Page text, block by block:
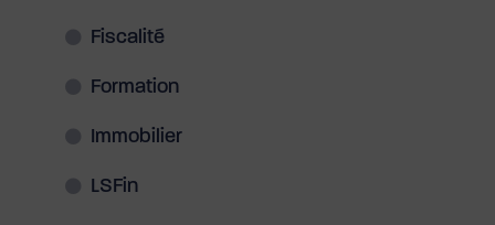
Fiscalité
Formation
Immobilier
LSFin